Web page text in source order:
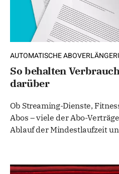
AUTOMATISCHE
So behalten
darüber
Ob Streaming-Dienste,
Abos – viele der Abo-
Ablauf der Mindestlaufzeit